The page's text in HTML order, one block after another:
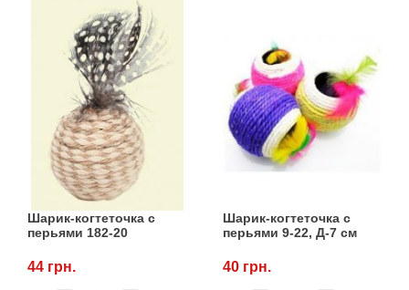
Шарик-когтеточка с
перьями 182-20
44 грн.
Шарик-когтеточка с
перьями 9-22, Д-7 см
40 грн.